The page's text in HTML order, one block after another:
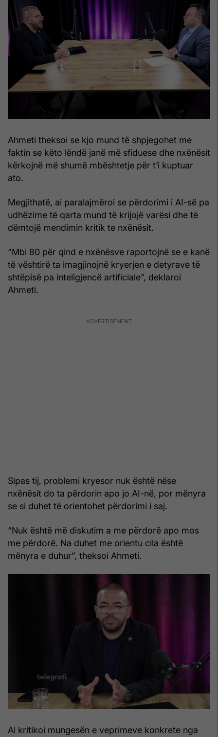
Ahmeti theksoi se kjo mund të shpjegohet me
faktin se këto lëndë janë më sfiduese dhe nxënësit
kërkojnë më shumë mbështetje për t’i kuptuar
ato.
Megjithatë, ai paralajmëroi se përdorimi i AI-së pa
udhëzime të qarta mund të krijojë varësi dhe të
dëmtojë mendimin kritik te nxënësit.
“Mbi 80 për qind e nxënësve raportojnë se e kanë
të vështirë ta imagjinojnë kryerjen e detyrave të
shtëpisë pa inteligjencë artificiale”, deklaroi
Ahmeti.
Sipas tij, problemi kryesor nuk është nëse
nxënësit do ta përdorin apo jo AI-në, por mënyra
se si duhet të orientohet përdorimi i saj.
“Nuk është më diskutim a me përdorë apo mos
me përdorë. Na duhet me orientu cila është
mënyra e duhur”, theksoi Ahmeti.
Ai kritikoi mungesën e veprimeve konkrete nga